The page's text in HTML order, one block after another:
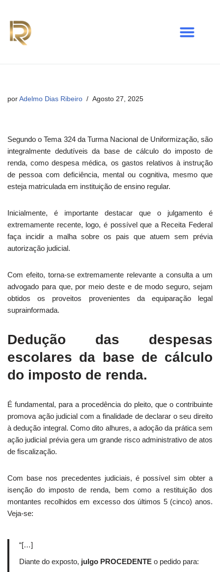
Avançar
para
por Adelmo Dias Ribeiro Agosto 27, 2025
Segundo o Tema 324 da Turma Nacional de Uniformização, são
integralmente dedutíveis da base de cálculo do imposto de
renda, como despesa médica, os gastos relativos à instrução
de pessoa com deficiência, mental ou cognitiva, mesmo que
esteja matriculada em instituição de ensino regular.
Inicialmente, é importante destacar que o julgamento é
extremamente recente, logo, é possível que a Receita Federal
faça incidir a malha sobre os pais que atuem sem prévia
autorização judicial.
Com efeito, torna-se extremamente relevante a consulta a um
advogado para que, por meio deste e de modo seguro, sejam
obtidos os proveitos provenientes da equiparação legal
suprainformada.
Dedução das despesas
escolares da base de cálculo
do imposto de renda.
É fundamental, para a procedência do pleito, que o contribuinte
promova ação judicial com a finalidade de declarar o seu direito
à dedução integral. Como dito alhures, a adoção da prática sem
ação judicial prévia gera um grande risco administrativo de atos
de fiscalização.
Com base nos precedentes judiciais, é possível sim obter a
isenção do imposto de renda, bem como a restituição dos
montantes recolhidos em excesso dos últimos 5 (cinco) anos.
Veja-se:
“[…]
Diante do exposto, julgo PROCEDENTE o pedido para: